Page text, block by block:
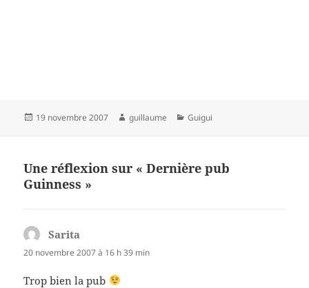
Publié
19 novembre 2007 Auteur
guillaume Catégories
Guigui
Une réflexion sur « Dernière pub
Guinness »
Sarita
20 novembre 2007 à 16 h 39 min
Trop bien la pub